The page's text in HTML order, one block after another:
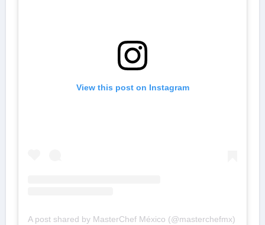
View this post on Instagram
A post shared by MasterChef México (@masterchefmx)